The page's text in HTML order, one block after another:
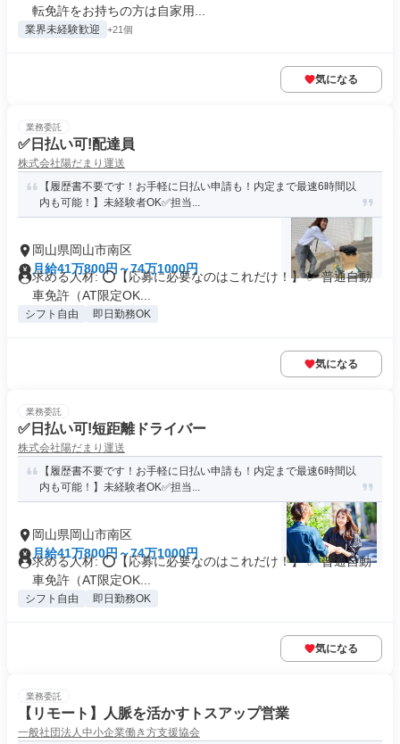
転免許をお持ちの方は自家用...
業界未経験歓迎 +21個
気になる
業務委託
✅日払い可!配達員
株式会社陽だまり運送
【履歴書不要です！お手軽に日払い申請も！内定まで最速6時間以
内も可能！】未経験者OK✅担当...
岡山県岡山市南区
月給41万800円～74万1000円
求める人材: ⭕️【応募に必要なのはこれだけ！】 ✅ 普通自動
車免許（AT限定OK...
シフト自由 即日勤務OK
気になる
業務委託
✅日払い可!短距離ドライバー
株式会社陽だまり運送
【履歴書不要です！お手軽に日払い申請も！内定まで最速6時間以
内も可能！】未経験者OK✅担当...
岡山県岡山市南区
月給41万800円～74万1000円
求める人材: ⭕️【応募に必要なのはこれだけ！】 ✅ 普通自動
車免許（AT限定OK...
シフト自由 即日勤務OK
気になる
業務委託
【リモート】人脈を活かすトスアップ営業
一般社団法人中小企業働き方支援協会